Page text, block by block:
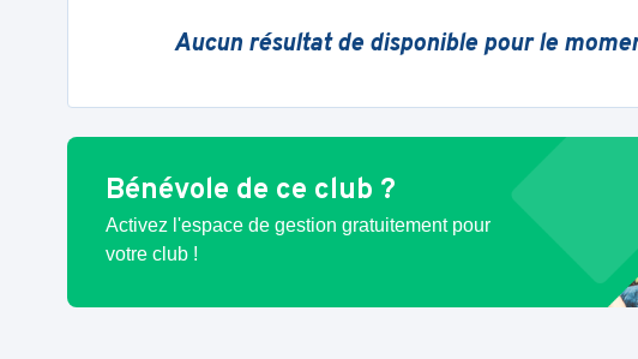
Aucun résultat de disponible pour le
Bénévole de ce club ?
Activez l'espace de gestion gratuitement pour
votre club !